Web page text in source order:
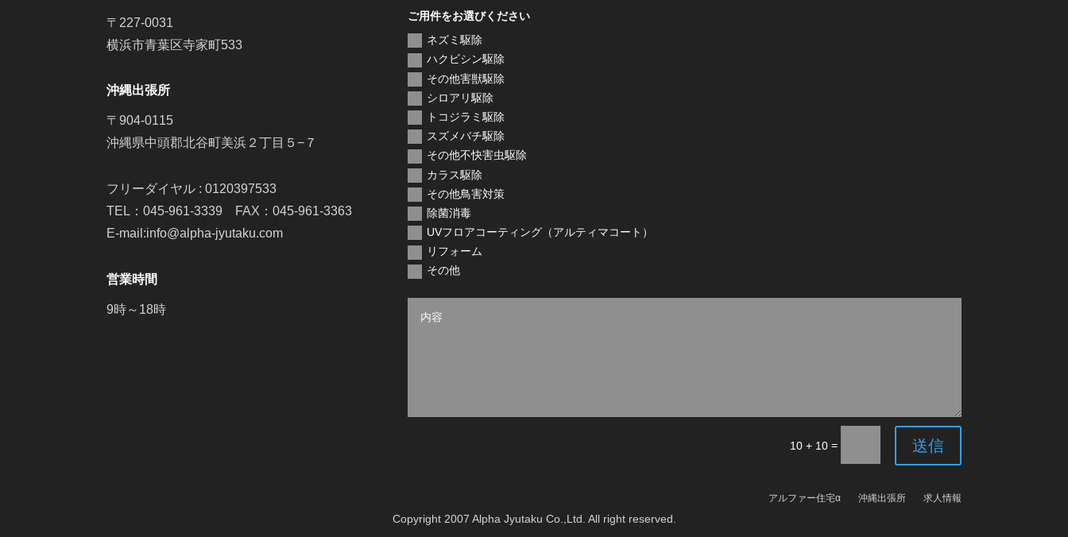
〒227-0031
横浜市青葉区寺家町533
沖縄出張所
〒904-0115
沖縄県中頭郡北谷町美浜２丁目５−７
フリーダイヤル : 0120397533
TEL：045-961-3339 FAX：045-961-3363
E-mail:info@alpha-jyutaku.com
営業時間
9時～18時
ご用件をお選びください
ネズミ駆除
ハクビシン駆除
その他害獣駆除
シロアリ駆除
トコジラミ駆除
スズメバチ駆除
その他不快害虫駆除
カラス駆除
その他鳥害対策
除菌消毒
UVフロアコーティング（アルティマコート）
リフォーム
その他
10 + 10= 送信
アルファー住宅α 沖縄出張所 求人情報
Copyright 2007 Alpha Jyutaku Co.,Ltd. All right reserved.